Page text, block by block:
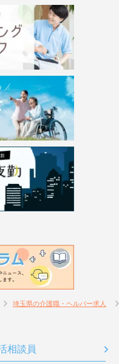
埼玉県の介護職・ヘルパー求人
相談員